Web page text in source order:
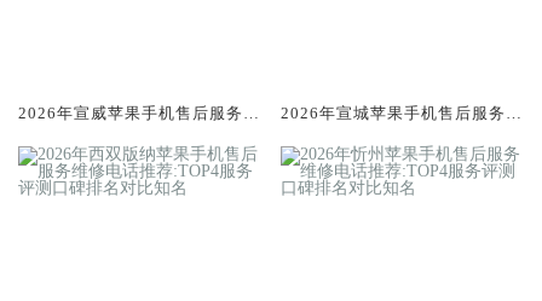
2026年宣威苹果手机售后服务维
排名对比知名
2026年宣城苹果手机售后服务维
排名对比知名